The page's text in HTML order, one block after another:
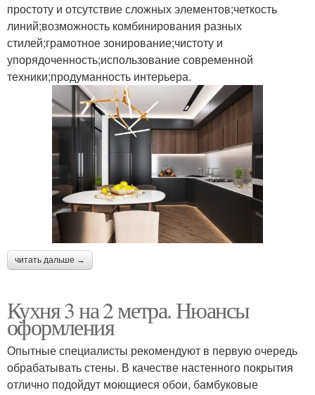
простоту и отсутствие сложных элементов;четкость
линий;возможность комбинирования разных
стилей;грамотное зонирование;чистоту и
упорядоченность;использование современной
техники;продуманность интерьера.
читать дальше →
Кухня 3 на 2 метра. Нюансы
оформления
Опытные специалисты рекомендуют в первую очередь
обрабатывать стены. В качестве настенного покрытия
отлично подойдут моющиеся обои, бамбуковые